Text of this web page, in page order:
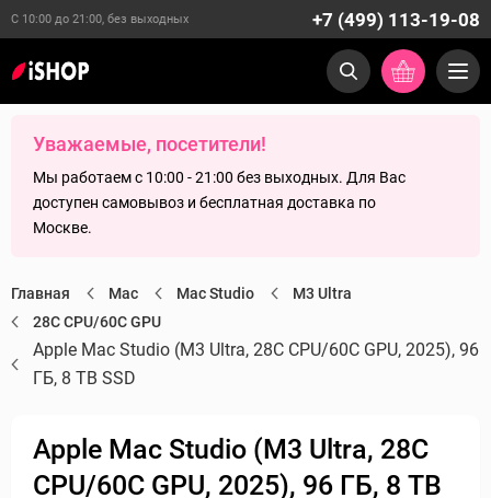
С 10:00 до 21:00, без выходных +7 (499) 113-19-08
Уважаемые, посетители!
Мы работаем с 10:00 - 21:00 без выходных. Для Вас
доступен самовывоз и бесплатная доставка по
Москве.
Главная Mac Mac Studio
M3 Ultra
28C CPU/60C GPU
Apple Mac Studio (M3 Ultra, 28C CPU/60C GPU, 2025), 96
ГБ, 8 TB SSD
Apple Mac Studio (M3 Ultra, 28C
CPU/60C GPU, 2025), 96 ГБ, 8 TB